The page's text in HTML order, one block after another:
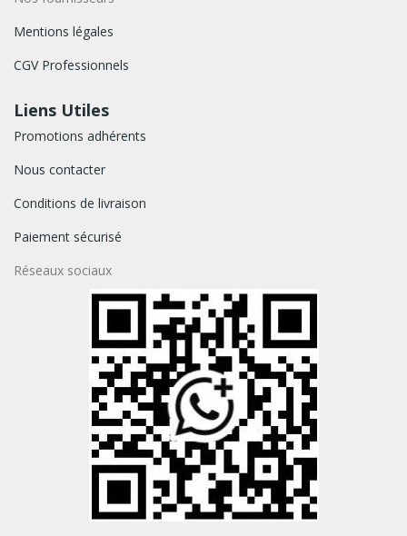
Mentions légales
CGV Professionnels
Liens Utiles
Promotions adhérents
Nous contacter
Conditions de livraison
Paiement sécurisé
Réseaux sociaux